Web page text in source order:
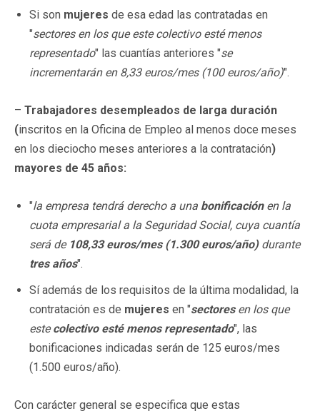
Si son mujeres de esa edad las contratadas en
"sectores en los que este colectivo esté menos
representado" las cuantías anteriores "se
incrementarán en 8,33 euros/mes (100 euros/año)".
– Trabajadores desempleados de larga duración
(inscritos en la Oficina de Empleo al menos doce meses
en los dieciocho meses anteriores a la contratación)
mayores de 45 años:
"la empresa tendrá derecho a una bonificaciónen la
cuota empresarial a la Seguridad Social, cuya cuantía
será de 108,33 euros/mes (1.300 euros/año)durante
tres años".
Sí además de los requisitos de la última modalidad, la
contratación es de mujeres en "sectoresen los que
estecolectivo esté menos representado", las
bonificaciones indicadas serán de 125 euros/mes
(1.500 euros/año).
Con carácter general se especifica que estas